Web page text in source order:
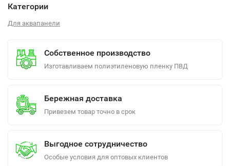
Категории
Для аквапанели
Собственное производство
Изготавливаем полиэтиленовую пленку ПВД
Бережная доставка
Привезем товар точно в срок
Выгодное сотрудничество
Особые условия для оптовых клиентов